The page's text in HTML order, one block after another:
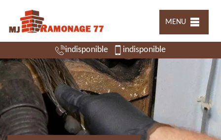
MENU
indisponible indisponible